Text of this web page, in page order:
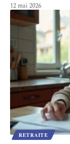
12 mai 2026
RETRAITE